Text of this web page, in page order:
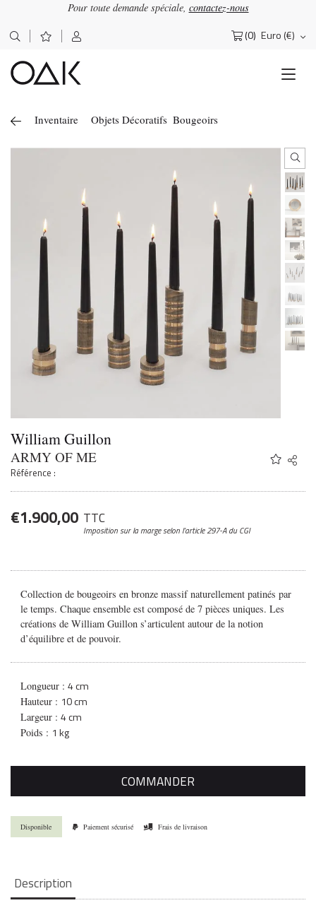
Pour toute demande spéciale, contactez-nous
(0) Euro (€)
Rechercher :
Inventaire Objets Décoratifs Bougeoirs
William Guillon
ARMY OF ME
Référence :
Share
Twitter
€1.900,00 TTC
Imposition sur la margeselon l’article 297-A du CGI
Collection de bougeoirs en bronze massif naturellement patinés par
le temps. Chaque ensemble est composé de 7 pièces uniques. Les
créations de William Guillon s’articulent autour de la notion
d’équilibre et de pouvoir.
Longueur :4 cm
Hauteur : 10 cm
Largeur :4 cm
Poids : 1 kg
COMMANDER
Disponible Paiement sécurisé Frais de livraison
Description